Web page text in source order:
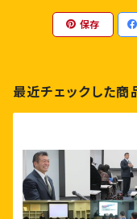
保存
最近チェックした商